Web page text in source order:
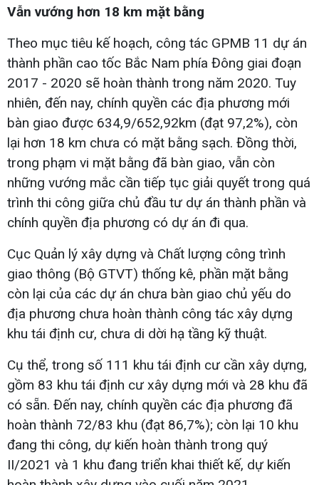
Vẫn vướng hơn 18 km mặt bằng
Theo mục tiêu kế hoạch, công tác GPMB 11 dự án
thành phần cao tốc Bắc Nam phía Đông giai đoạn
2017 - 2020 sẽ hoàn thành trong năm 2020. Tuy
nhiên, đến nay, chính quyền các địa phương mới
bàn giao được 634,9/652,92km (đạt 97,2%), còn
lại hơn 18 km chưa có mặt bằng sạch. Đồng thời,
trong phạm vi mặt bằng đã bàn giao, vẫn còn
những vướng mắc cần tiếp tục giải quyết trong quá
trình thi công giữa chủ đầu tư dự án thành phần và
chính quyền địa phương có dự án đi qua.
Cục Quản lý xây dựng và Chất lượng công trình
giao thông (Bộ GTVT) thống kê, phần mặt bằng
còn lại của các dự án chưa bàn giao chủ yếu do
địa phương chưa hoàn thành công tác xây dựng
khu tái định cư, chưa di dời hạ tầng kỹ thuật.
Cụ thể, trong số 111 khu tái định cư cần xây dựng,
gồm 83 khu tái định cư xây dựng mới và 28 khu đã
có sẵn. Đến nay, chính quyền các địa phương đã
hoàn thành 72/83 khu (đạt 86,7%); còn lại 10 khu
đang thi công, dự kiến hoàn thành trong quý
II/2021 và 1 khu đang triển khai thiết kế, dự kiến